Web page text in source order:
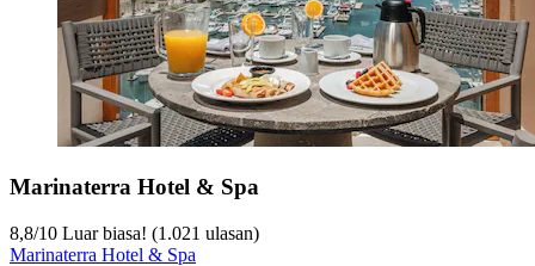
Marinaterra Hotel & Spa
8,8/10 Luar biasa! (1.021 ulasan)
Marinaterra Hotel & Spa